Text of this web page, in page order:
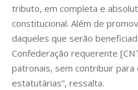
tributo, em completa e
constitucional. Além de
daqueles que serão
Confederação requerente
patronais, sem contribuir para
estatutárias”, ressalta.